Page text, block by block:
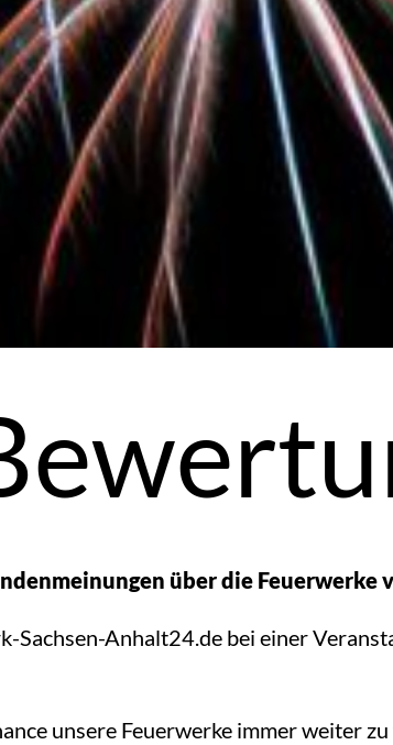
über die Feuerwerke
Sachsen-Anhalt24.de bei einer
unsere Feuerwerke immer weiter